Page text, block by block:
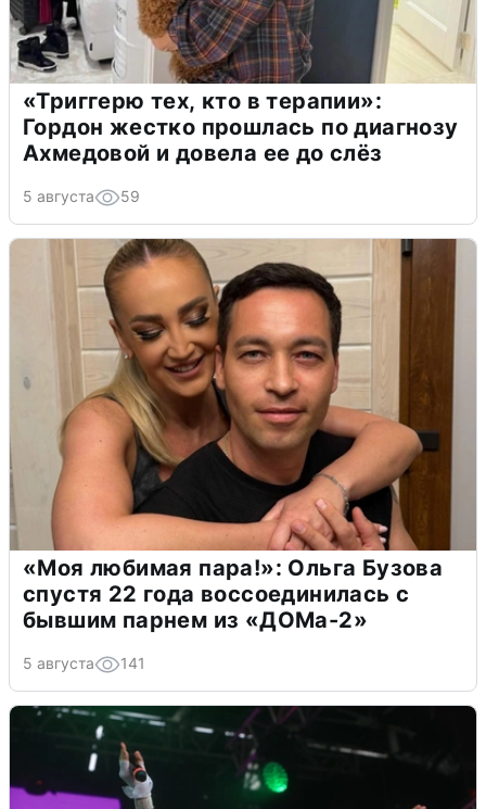
«Триггерю тех, кто в терапии»:
Гордон жестко прошлась по диагнозу
Ахмедовой и довела ее до слёз
5 августа 59
«Моя любимая пара!»: Ольга Бузова
спустя 22 года воссоединилась с
бывшим парнем из «ДОМа-2»
5 августа 141